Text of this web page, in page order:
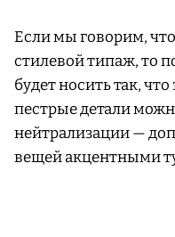
Если мы говорим,
стилевой типаж, то
будет носить так,
пестрые детали
нейтрализации —
вещей акцентными